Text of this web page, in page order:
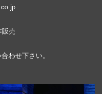
売
わせ下さい。